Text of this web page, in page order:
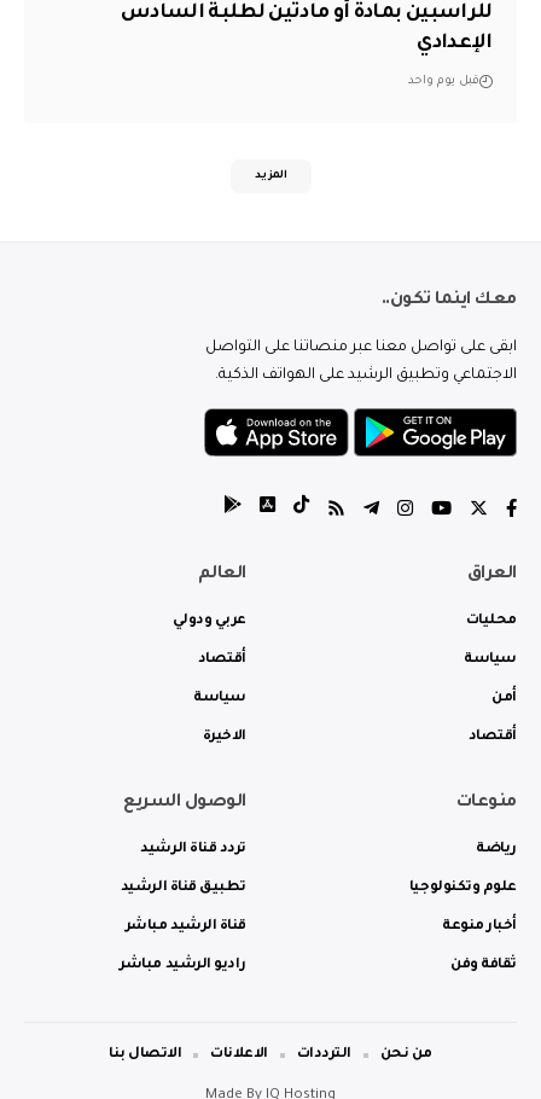
للراسبين بمادة أو مادتين لطلبة السادس
الإعدادي
قبل يوم واحد
المزيد
معك اينما تكون..
ابقى على تواصل معنا عبر منصاتنا على التواصل
الاجتماعي وتطبيق الرشيد على الهواتف الذكية.
العراق
محليات
سياسة
أمن
أقتصاد
العالم
عربي ودولي
أقتصاد
سياسة
الاخيرة
منوعات
رياضة
علوم وتكنولوجيا
أخبار منوعة
ثقافة وفن
الوصول السريع
تردد قناة الرشيد
تطبيق قناة الرشيد
قناة الرشيد مباشر
راديو الرشيد مباشر
من نحن الترددات الاعلانات الاتصال بنا